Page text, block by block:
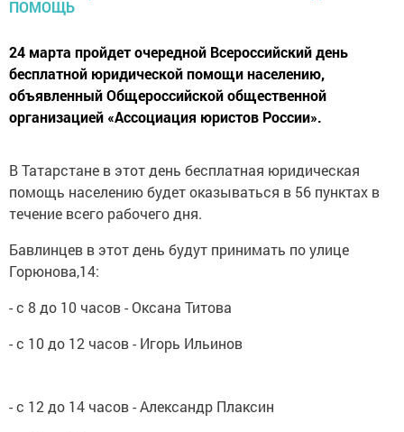
24 марта пройдет очередной Всероссийский день
бесплатной юридической помощи населению,
объявленный Общероссийской общественной
организацией «Ассоциация юристов России».
В Татарстане в этот день бесплатная юридическая
помощь населению будет оказываться в 56 пунктах в
течение всего рабочего дня.
Бавлинцев в этот день будут принимать по улице
Горюнова,14:
- с 8 до 10 часов - Оксана Титова
- с 10 до 12 часов - Игорь Ильинов
- с 12 до 14 часов - Александр Плаксин